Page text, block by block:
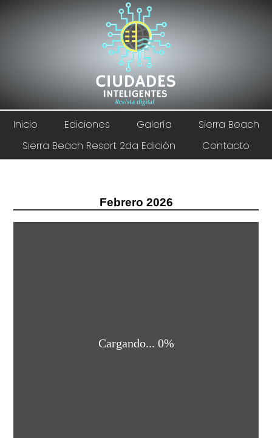
Inicio Ediciones Galería
Sierra Beach
Sierra Beach Resort 2da Edición
Contacto
Febrero 2026
Cargando... 0%